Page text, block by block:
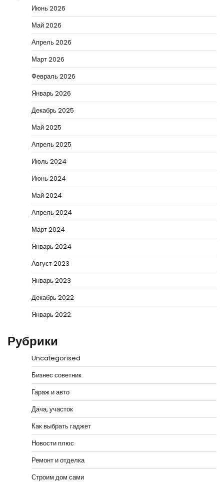
Июнь 2026
Май 2026
Апрель 2026
Март 2026
Февраль 2026
Январь 2026
Декабрь 2025
Май 2025
Апрель 2025
Июль 2024
Июнь 2024
Май 2024
Апрель 2024
Март 2024
Январь 2024
Август 2023
Январь 2023
Декабрь 2022
Январь 2022
Рубрики
Uncategorised
Бизнес советник
Гараж и авто
Дача, участок
Как выбрать гаджет
Новости плюс
Ремонт и отделка
Строим дом сами